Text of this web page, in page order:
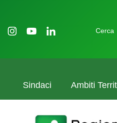
Cerca
Sindaci Ambiti